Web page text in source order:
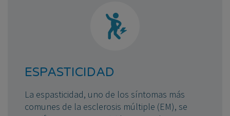
ESPASTICIDAD
La espasticidad, uno de los síntomas más
comunes de la esclerosis múltiple (EM), se